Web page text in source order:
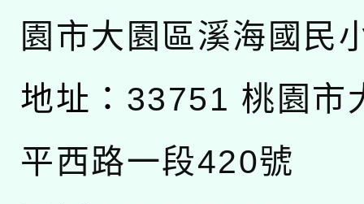
園市大園區溪海國民
地址： 33751 桃園市
平西路一段420號